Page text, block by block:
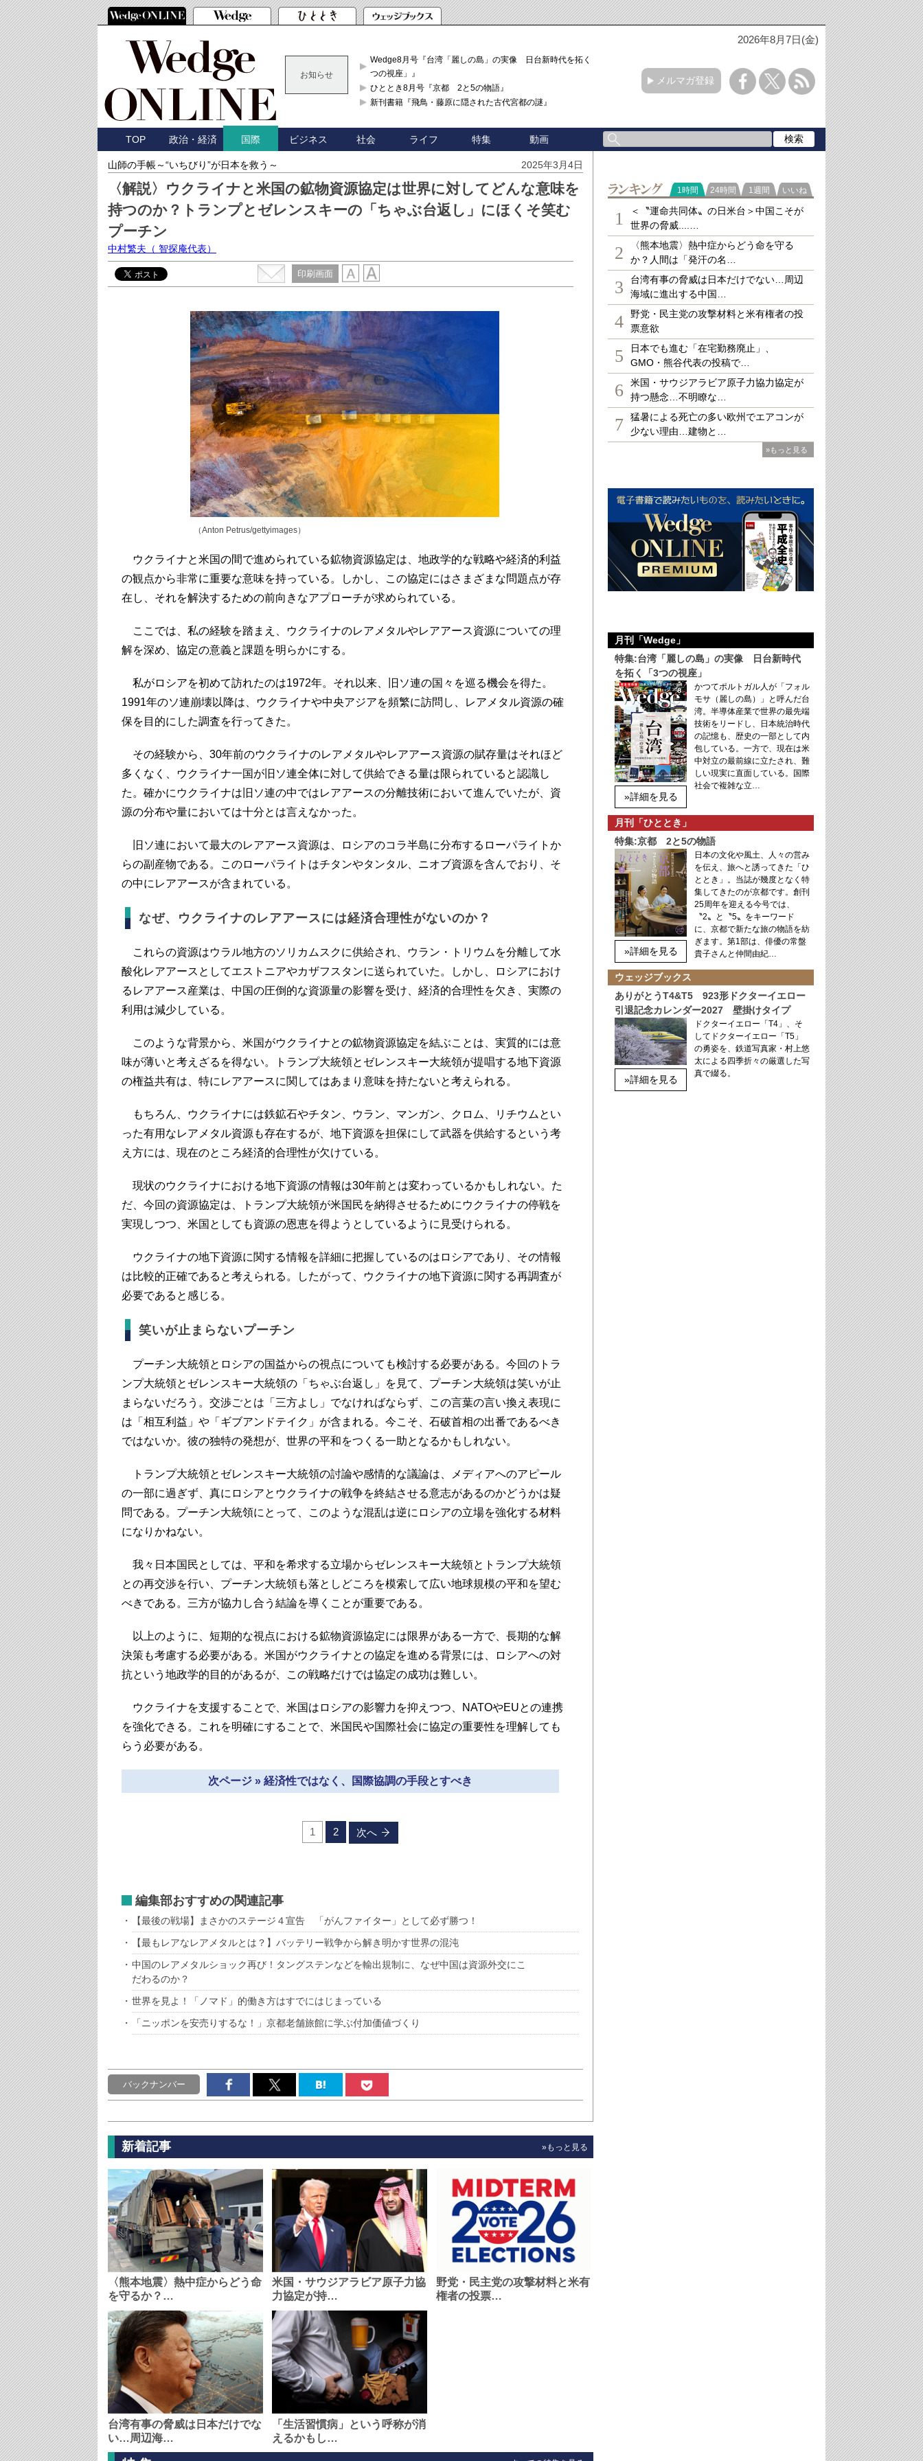
2026年8月7日(金)
お知らせ
Wedge8月号『台湾「麗しの島」の実像 日台新時代を拓く「3
つの視座」』
ひととき8月号『京都 2と5の物語』
新刊書籍『飛鳥・藤原に隠された古代宮都の謎』
メルマガ登録
TOP 政治・経済 国際 ビジネス 社会 ライフ 特集 動画
山師の手帳～“いちびり”が日本を救う～ 2025年3月4日
〈解説〉ウクライナと米国の鉱物資源協定は世界に対してどんな意味を
持つのか？トランプとゼレンスキーの「ちゃぶ台返し」にほくそ笑む
プーチン
中村繁夫 （ 智探庵代表）
印刷画面
（Anton Petrus/gettyimages）
ウクライナと米国の間で進められている鉱物資源協定は、地政学的な戦略や経済的利益
の観点から非常に重要な意味を持っている。しかし、この協定にはさまざまな問題点が存
在し、それを解決するための前向きなアプローチが求められている。
ここでは、私の経験を踏まえ、ウクライナのレアメタルやレアアース資源についての理
解を深め、協定の意義と課題を明らかにする。
私がロシアを初めて訪れたのは1972年。それ以来、旧ソ連の国々を巡る機会を得た。
1991年のソ連崩壊以降は、ウクライナや中央アジアを頻繁に訪問し、レアメタル資源の確
保を目的にした調査を行ってきた。
その経験から、30年前のウクライナのレアメタルやレアアース資源の賦存量はそれほど
多くなく、ウクライナ一国が旧ソ連全体に対して供給できる量は限られていると認識し
た。確かにウクライナは旧ソ連の中ではレアアースの分離技術において進んでいたが、資
源の分布や量においては十分とは言えなかった。
旧ソ連において最大のレアアース資源は、ロシアのコラ半島に分布するローパライトか
らの副産物である。このローパライトはチタンやタンタル、ニオブ資源を含んでおり、そ
の中にレアアースが含まれている。
なぜ、ウクライナのレアアースには経済合理性がないのか？
これらの資源はウラル地方のソリカムスクに供給され、ウラン・トリウムを分離して水
酸化レアアースとしてエストニアやカザフスタンに送られていた。しかし、ロシアにおけ
るレアアース産業は、中国の圧倒的な資源量の影響を受け、経済的合理性を欠き、実際の
利用は減少している。
このような背景から、米国がウクライナとの鉱物資源協定を結ぶことは、実質的には意
味が薄いと考えざるを得ない。トランプ大統領とゼレンスキー大統領が提唱する地下資源
の権益共有は、特にレアアースに関してはあまり意味を持たないと考えられる。
もちろん、ウクライナには鉄鉱石やチタン、ウラン、マンガン、クロム、リチウムとい
った有用なレアメタル資源も存在するが、地下資源を担保にして武器を供給するという考
え方には、現在のところ経済的合理性が欠けている。
現状のウクライナにおける地下資源の情報は30年前とは変わっているかもしれない。た
だ、今回の資源協定は、トランプ大統領が米国民を納得させるためにウクライナの停戦を
実現しつつ、米国としても資源の恩恵を得ようとしているように見受けられる。
ウクライナの地下資源に関する情報を詳細に把握しているのはロシアであり、その情報
は比較的正確であると考えられる。したがって、ウクライナの地下資源に関する再調査が
必要であると感じる。
笑いが止まらないプーチン
プーチン大統領とロシアの国益からの視点についても検討する必要がある。今回のトラ
ンプ大統領とゼレンスキー大統領の「ちゃぶ台返し」を見て、プーチン大統領は笑いが止
まらないだろう。交渉ごとは「三方よし」でなければならず、この言葉の言い換え表現に
は「相互利益」や「ギブアンドテイク」が含まれる。今こそ、石破首相の出番であるべき
ではないか。彼の独特の発想が、世界の平和をつくる一助となるかもしれない。
トランプ大統領とゼレンスキー大統領の討論や感情的な議論は、メディアへのアピール
の一部に過ぎず、真にロシアとウクライナの戦争を終結させる意志があるのかどうかは疑
問である。プーチン大統領にとって、このような混乱は逆にロシアの立場を強化する材料
になりかねない。
我々日本国民としては、平和を希求する立場からゼレンスキー大統領とトランプ大統領
との再交渉を行い、プーチン大統領も落としどころを模索して広い地球規模の平和を望む
べきである。三方が協力し合う結論を導くことが重要である。
以上のように、短期的な視点における鉱物資源協定には限界がある一方で、長期的な解
決策も考慮する必要がある。米国がウクライナとの協定を進める背景には、ロシアへの対
抗という地政学的目的があるが、この戦略だけでは協定の成功は難しい。
ウクライナを支援することで、米国はロシアの影響力を抑えつつ、NATOやEUとの連携
を強化できる。これを明確にすることで、米国民や国際社会に協定の重要性を理解しても
らう必要がある。
次ページ » 経済性ではなく、国際協調の手段とすべき
1 2 次へ
編集部おすすめの関連記事
【最後の戦場】まさかのステージ４宣告 「がんファイター」として必ず勝つ！
【最もレアなレアメタルとは？】バッテリー戦争から解き明かす世界の混沌
中国のレアメタルショック再び！タングステンなどを輸出規制に、なぜ中国は資源外交にこ
だわるのか？
世界を見よ！「ノマド」的働き方はすでにはじまっている
「ニッポンを安売りするな！」京都老舗旅館に学ぶ付加価値づくり
バックナンバー
新着記事 »もっと見る
〈熊本地震〉熱中症からどう命
を守るか？…
米国・サウジアラビア原子力協
力協定が持…
野党・民主党の攻撃材料と米有
権者の投票…
台湾有事の脅威は日本だけでな
い…周辺海…
「生活習慣病」という呼称が消
えるかもし…
ランキング
1時間 24時間 1週間 いいね
1
＜〝運命共同体〟の日米台＞中国こそが
世界の脅威....…
2
〈熊本地震〉熱中症からどう命を守る
か？人間は「発汗の名…
3
台湾有事の脅威は日本だけでない…周辺
海域に進出する中国…
4
野党・民主党の攻撃材料と米有権者の投
票意欲
5
日本でも進む「在宅勤務廃止」、
GMO・熊谷代表の投稿で…
6
米国・サウジアラビア原子力協力協定が
持つ懸念…不明瞭な…
7
猛暑による死亡の多い欧州でエアコンが
少ない理由…建物と…
»もっと見る
月刊「Wedge」
特集:台湾「麗しの島」の実像 日台新時代
を拓く「3つの視座」
»詳細を見る
かつてポルトガル人が「フォル
モサ（麗しの島）」と呼んだ台
湾。半導体産業で世界の最先端
技術をリードし、日本統治時代
の記憶も、歴史の一部として内
包している。一方で、現在は米
中対立の最前線に立たされ、難
しい現実に直面している。国際
社会で複雑な立…
月刊「ひととき」
特集:京都 2と5の物語
»詳細を見る
日本の文化や風土、人々の営み
を伝え、旅へと誘ってきた「ひ
ととき」。当誌が幾度となく特
集してきたのが京都です。創刊
25周年を迎える今号では、
〝2〟と〝5〟をキーワード
に、京都で新たな旅の物語を紡
ぎます。第1部は、俳優の常盤
貴子さんと仲間由紀…
ウェッジブックス
ありがとうT4&T5 923形ドクターイエロー
引退記念カレンダー2027 壁掛けタイプ
»詳細を見る
ドクターイエロー「T4」、そ
してドクターイエロー「T5」
の勇姿を、鉄道写真家・村上悠
太による四季折々の厳選した写
真で綴る。